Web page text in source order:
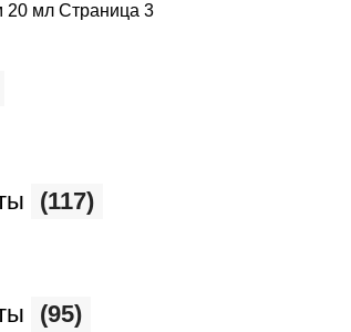
20 мл Страница 3
(117)
(95)